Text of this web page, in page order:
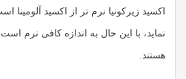
اکسید زیرکونیا نرم تر از اکسید
نماید، با این حال به اندازه کافی نرم
هستند.